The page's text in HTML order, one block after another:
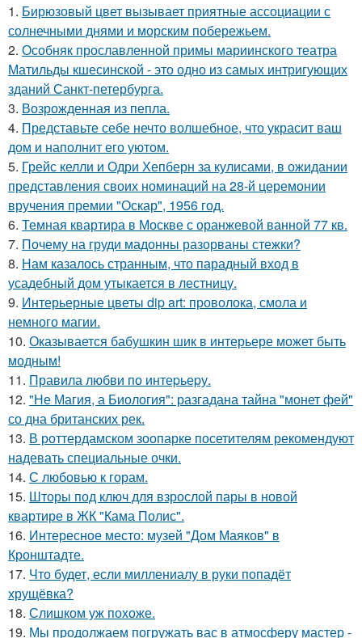
1. Бирюзовый цвет вызывает приятные ассоциации с
солнечными днями и морским побережьем.
2. Особняк прославленной примы мариинского театра
Матильды кшесинской - это одно из самых интригующих
зданий Санкт-петербурга.
3. Возрожденная из пепла.
4. Представьте себе нечто волшебное, что украсит ваш
дом и наполнит его уютом.
5. Грейс келли и Одри Хепберн за кулисами, в ожидании
представления своих номинаций на 28-й церемонии
вручения премии "Оскар", 1956 год.
6. Темная квартира в Москве с оранжевой ванной 77 кв.
7. Почему на груди мадонны разорваны стежки?
8. Нам казалось странным, что парадный вход в
усадебный дом утыкается в лестницу.
9. Интерьерные цветы dip art: проволока, смола и
немного магии.
10. Оказывается бабушкин шик в интерьере может быть
модным!
11. Правила любви по интеpьеpу.
12. "Не Магия, а Биология": разгадана тайна "монет фей"
со дна британских рек.
13. В роттердамском зоопарке посетителям рекомендуют
надевать специальные очки.
14. С любовью к горам.
15. Шторы под ключ для взрослой пары в новой
квартире в ЖК "Кама Полис".
16. Интересное место: музей "Дом Маяков" в
Кронштадте.
17. Что будет, если миллениалу в руки попадёт
хрущёвка?
18. Слишком уж похоже.
19. Мы продолжаем погружать вас в атмосферу мастер -